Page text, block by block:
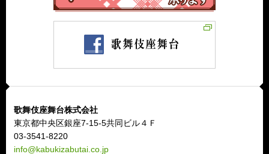
歌舞伎座舞台株式会社
東京都中央区銀座7-15-5共同ビル４Ｆ
03-3541-8220
info@kabukizabutai.co.jp